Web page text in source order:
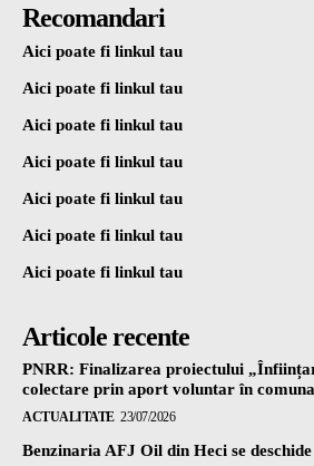
Recomandari
Aici poate fi linkul tau
Aici poate fi linkul tau
Aici poate fi linkul tau
Aici poate fi linkul tau
Aici poate fi linkul tau
Aici poate fi linkul tau
Aici poate fi linkul tau
Articole recente
PNRR: Finalizarea proiectului
colectare prin aport voluntar în
ACTUALITATE 23/07/2026
Benzinaria AFJ Oil din Heci se